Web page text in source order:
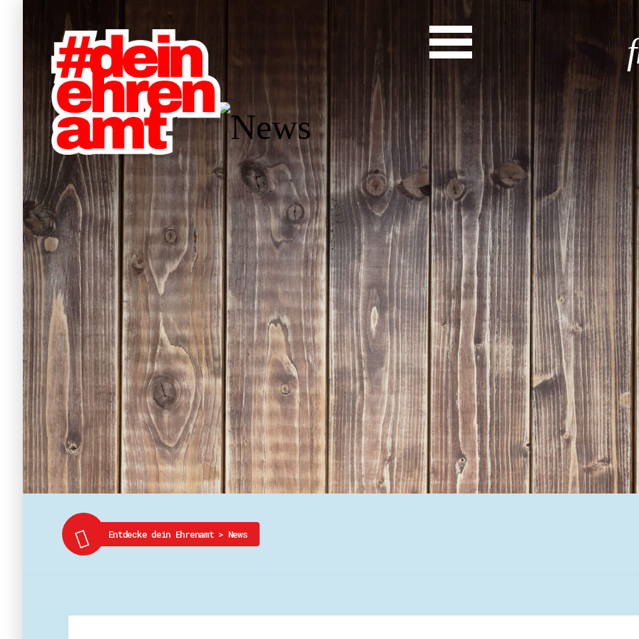
Start
Entdecke dein
News
Veranstaltungen
Rückblicke
Newsletter
Die LandesEhrenamtsagentur
Publikationen
Ansprechpartner
Ehrenamt hat viele
Finde dein
Ehrenamtssuchmaschine
Freiwilliges Soziales
Koordinierungszentren für
Engagierte Stadt
Freiwilligendienste
Freiwilligentage
Hessen hilft Ukraine
Zeig uns dein
Wettbewerb |
Wettbewerb | 80 Jahre
8 Vereine x 80 Jahre x
News
Entdecke dein Ehrenamt > News